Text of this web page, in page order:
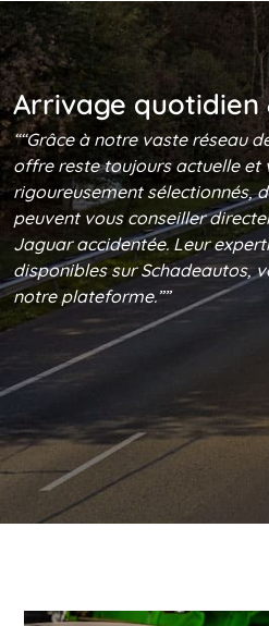
Arrivage quotidien
““Grâce à notre vaste réseau
offre reste toujours actuelle et
rigoureusement sélectionnés,
peuvent vous conseiller
Jaguar accidentée. Leur
disponibles sur Schadeautos,
notre plateforme.””